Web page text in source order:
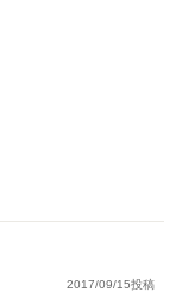
2017/09/15投稿